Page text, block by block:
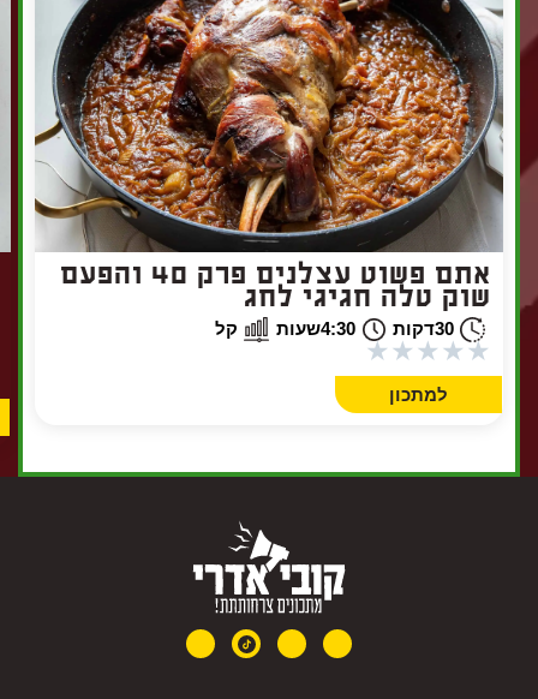
אתם פשוט עצלנים פרק 40 והפעם
שוק טלה חגיגי לחג
30דקות 4:30שעות קל
★
★
★
★
★
למתכון